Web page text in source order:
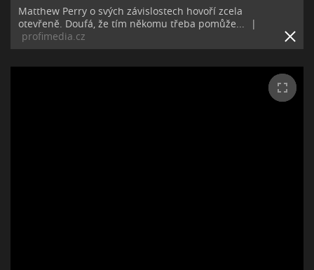
Matthew Perry o svých závislostech hovoří zcela
otevřeně. Doufá, že tím někomu třeba pomůže...
|
profimedia.cz